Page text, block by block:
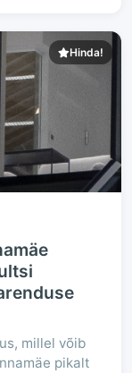
Hinda!
millel võib
pikalt